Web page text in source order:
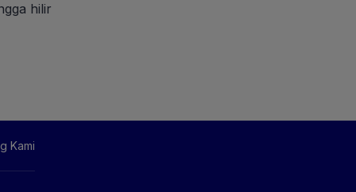
hilir
Kami